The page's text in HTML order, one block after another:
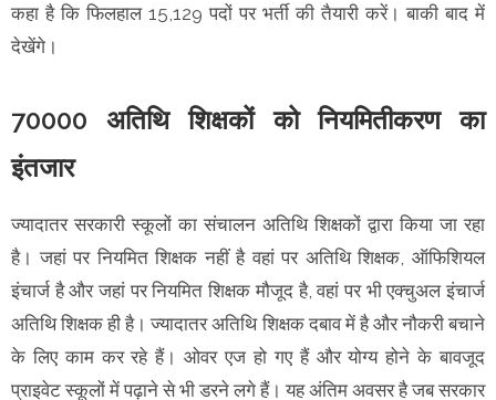
कहा है कि फिलहाल 15,129 पदों पर भर्ती की तैयारी करें। बाकी बाद में
देखेंगे।
70000 अतिथि शिक्षकों को नियमितीकरण का
इंतजार
ज्यादातर सरकारी स्कूलों का संचालन अतिथि शिक्षकों द्वारा किया जा रहा
है। जहां पर नियमित शिक्षक नहीं है वहां पर अतिथि शिक्षक, ऑफिशियल
इंचार्ज है और जहां पर नियमित शिक्षक मौजूद है, वहां पर भी एक्चुअल इंचार्ज
अतिथि शिक्षक ही है। ज्यादातर अतिथि शिक्षक दबाव में है और नौकरी बचाने
के लिए काम कर रहे हैं। ओवर एज हो गए हैं और योग्य होने के बावजूद
प्राइवेट स्कूलों में पढ़ाने से भी डरने लगे हैं। यह अंतिम अवसर है जब सरकार